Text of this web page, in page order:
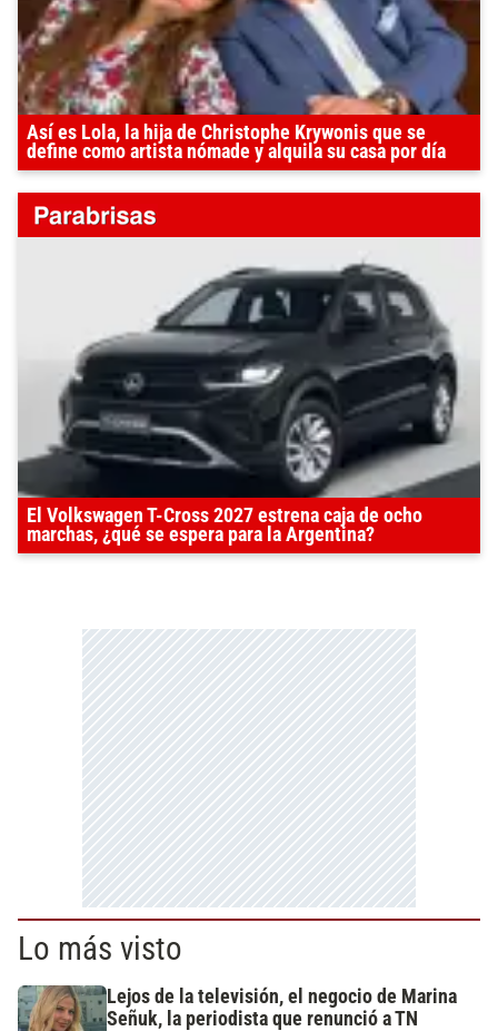
Así es Lola, la hija de Christophe Krywonis que se
define como artista nómade y alquila su casa por día
El Volkswagen T-Cross 2027 estrena caja de ocho
marchas, ¿qué se espera para la Argentina?
Lo más visto
Lejos de la televisión, el negocio de Marina
Señuk, la periodista que renunció a TN